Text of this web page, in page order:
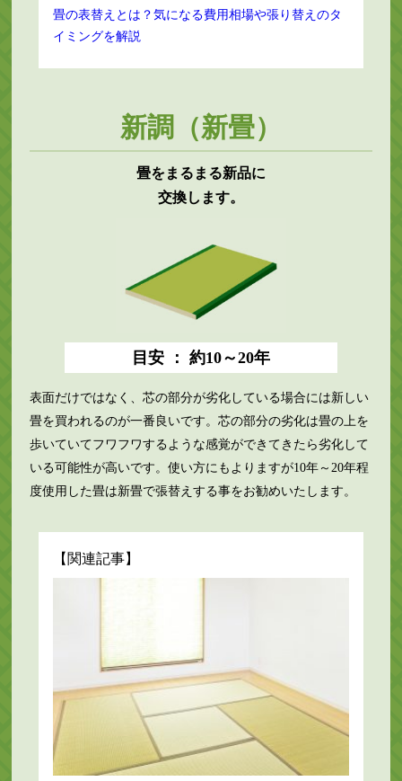
畳の表替えとは？気になる費用相場や張り替えのタ
イミングを解説
新調（新畳）
畳をまるまる新品に
交換します。
目安 ： 約10～20年
表面だけではなく、芯の部分が劣化している場合には新しい
畳を買われるのが一番良いです。芯の部分の劣化は畳の上を
歩いていてフワフワするような感覚ができてきたら劣化して
いる可能性が高いです。使い方にもよりますが10年～20年程
度使用した畳は新畳で張替えする事をお勧めいたします。
【関連記事】